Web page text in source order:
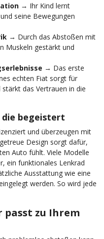
→ Ihr Kind lernt
seine Bewegungen
→ Durch das Abstoßen mit
Muskeln gestärkt und
→ Das erste
echten Fiat sorgt für
das Vertrauen in die
begeistert
und überzeugen mit
Design sorgt dafür,
Auto fühlt. Viele Modelle
ein funktionales Lenkrad
Ausstattung wie eine
werden. So wird jede
passt zu Ihrem